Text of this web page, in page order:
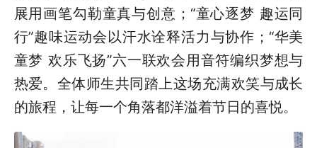
展用画笔勾勒童真与创意；“童心逐梦 趣运同
行”趣味运动会以汗水诠释活力与协作；“华美
童梦 欢乐飞扬”六一联欢会用音符编织梦想与
热爱。全体师生共同踏上这场充满欢笑与成长
的旅程，让每一个角落都洋溢着节日的喜悦。